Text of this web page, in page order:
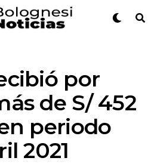
por
de S/ 452
periodo
2021